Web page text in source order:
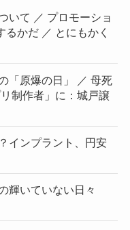
いて ／ プロモーショ
かだ ／ とにもかく
「原爆の日」 ／ 母死
制作者」に：城戸譲
インプラント、円安
輝いていない日々